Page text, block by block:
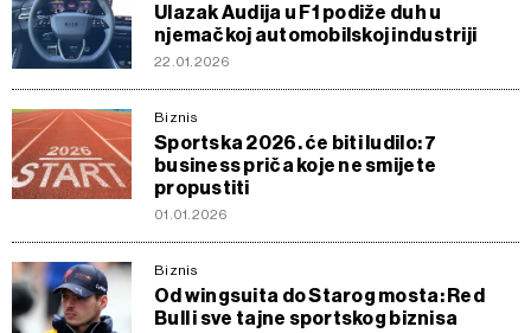
Ulazak Audija u F1 podiže duh u
njemačkoj automobilskoj industriji
22.01.2026
Biznis
Sportska 2026. će biti ludilo: 7
business priča koje ne smijete
propustiti
01.01.2026
Biznis
Od wingsuita do Starog mosta: Red
Bull i sve tajne sportskog biznisa